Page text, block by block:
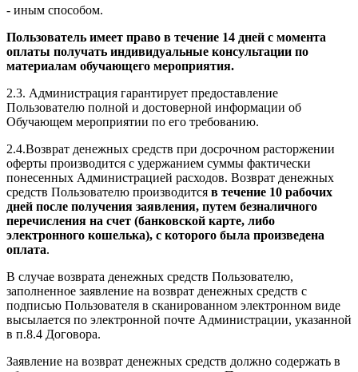
- иным способом.
Пользователь имеет право в течение 14 дней с момента
оплаты получать индивидуальные консультации по
материалам обучающего мероприятия.
2.3. Администрация гарантирует предоставление
Пользователю полной и достоверной информации об
Обучающем мероприятии по его требованию.
2.4.Возврат денежных средств при досрочном расторжении
оферты производится с удержанием суммы фактически
понесенных Администрацией расходов. Возврат денежных
средств Пользователю производится в течение 10 рабочих
дней после получения заявления, путем безналичного
перечисления на счет (банковской карте, либо
электронного кошелька), с которого была произведена
оплата.
В случае возврата денежных средств Пользователю,
заполненное заявление на возврат денежных средств с
подписью Пользователя в сканированном электронном виде
высылается по электронной почте Администрации, указанной
в п.8.4 Договора.
Заявление на возврат денежных средств должно содержать в